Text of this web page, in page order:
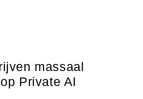
massaal
Private AI